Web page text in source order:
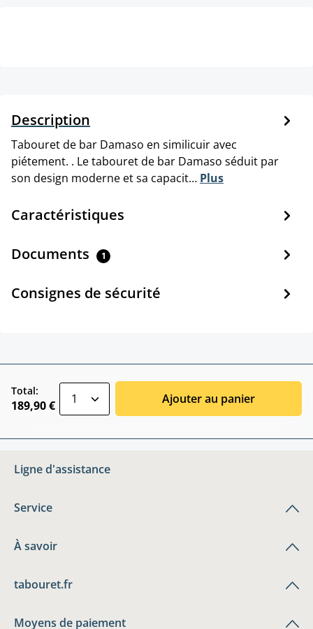
Description
Tabouret de bar Damaso en similicuir avec
piétement. . Le tabouret de bar Damaso séduit par
son design moderne et sa capacit… Plus
Caractéristiques
Documents 1
Consignes de sécurité
Total:
189,90 € Ajouter au panier
Ligne d'assistance
Service
À savoir
tabouret.fr
Moyens de paiement